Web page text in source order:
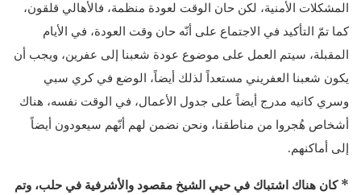
المشكلات الأمنية، لكن حان الوقت لعودة منظمة، فالأهالي قلقون،
كما تمّ التأكيد في الاجتماع على أنّه حان وقت العودة، في الأيام
المقبلة، سيتم العمل على موضوع عودة شعبنا إلى عفرين، ويجب أن
يكون شعبنا العفريني مستعداً لذلك أيضاً، الوضع في كري سبي
وسري كانيه مدرج أيضاً على جدول الأعمال، في الوقت نفسه، هناك
أشخاص هُجروا من مناطقنا، ونحن نضمن لهم أنّهم سيعودون أيضاً
إلى أماكنهم.
* كان هناك اشتباك في حيي الشيخ مقصود والأشرفية في حلب، وتم